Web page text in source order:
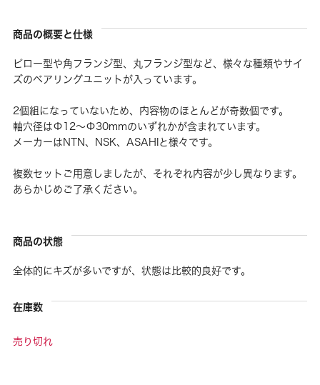
商品の概要と仕様
ピロー型や角フランジ型、丸フランジ型など、様々な種類やサイ
ズのベアリングユニットが入っています。
2個組になっていないため、内容物のほとんどが奇数個です。
軸穴径はΦ12〜Φ30mmのいずれかが含まれています。
メーカーはNTN、NSK、ASAHIと様々です。
複数セットご用意しましたが、それぞれ内容が少し異なります。
あらかじめご了承ください。
商品の状態
全体的にキズが多いですが、状態は比較的良好です。
在庫数
売り切れ